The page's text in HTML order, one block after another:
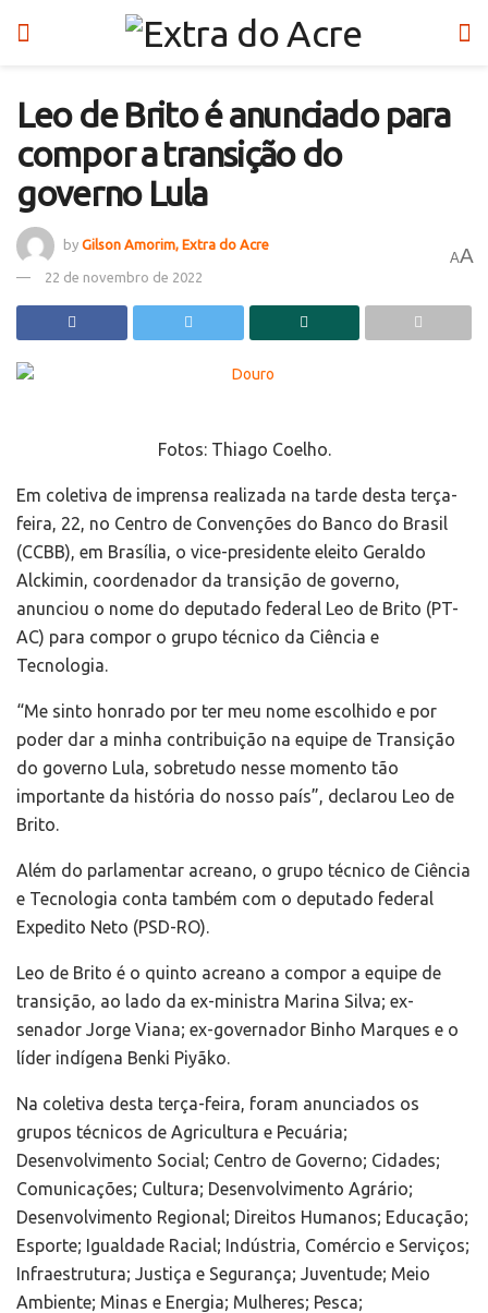
Leo de Brito é anunciado para
compor a transição do
governo Lula
by Gilson Amorim, Extra do Acre
22 de novembro de 2022
AA
Fotos: Thiago Coelho.
Em coletiva de imprensa realizada na tarde desta terça-
feira, 22, no Centro de Convenções do Banco do Brasil
(CCBB), em Brasília, o vice-presidente eleito Geraldo
Alckimin, coordenador da transição de governo,
anunciou o nome do deputado federal Leo de Brito (PT-
AC) para compor o grupo técnico da Ciência e
Tecnologia.
“Me sinto honrado por ter meu nome escolhido e por
poder dar a minha contribuição na equipe de Transição
do governo Lula, sobretudo nesse momento tão
importante da história do nosso país”, declarou Leo de
Brito.
Além do parlamentar acreano, o grupo técnico de Ciência
e Tecnologia conta também com o deputado federal
Expedito Neto (PSD-RO).
Leo de Brito é o quinto acreano a compor a equipe de
transição, ao lado da ex-ministra Marina Silva; ex-
senador Jorge Viana; ex-governador Binho Marques e o
líder indígena Benki Piyãko.
Na coletiva desta terça-feira, foram anunciados os
grupos técnicos de Agricultura e Pecuária;
Desenvolvimento Social; Centro de Governo; Cidades;
Comunicações; Cultura; Desenvolvimento Agrário;
Desenvolvimento Regional; Direitos Humanos; Educação;
Esporte; Igualdade Racial; Indústria, Comércio e Serviços;
Infraestrutura; Justiça e Segurança; Juventude; Meio
Ambiente; Minas e Energia; Mulheres; Pesca;